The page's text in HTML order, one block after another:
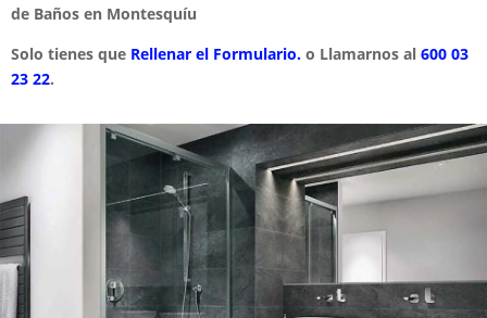
de Baños en Montesquíu
Solo tienes que Rellenar el Formulario. o Llamarnos al 600 03
23 22.